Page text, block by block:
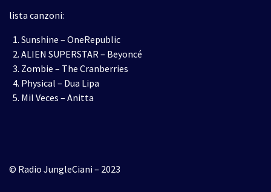
lista canzoni:
Sunshine – OneRepublic
ALIEN SUPERSTAR – Beyoncé
Zombie – The Cranberries
Physical – Dua Lipa
Mil Veces – Anitta
© Radio JungleCiani – 2023